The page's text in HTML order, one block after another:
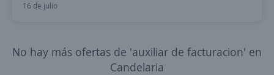
16 de julio
No hay más ofertas de 'auxiliar de facturacion' en
Candelaria